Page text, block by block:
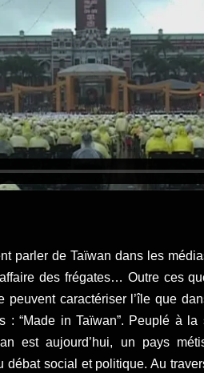
parler de Taïwan dans les
des frégates… Outre ces
peuvent caractériser l’île que
: “Made in Taïwan”. Peuplé à
est aujourd’hui, un pays
débat social et politique. Au